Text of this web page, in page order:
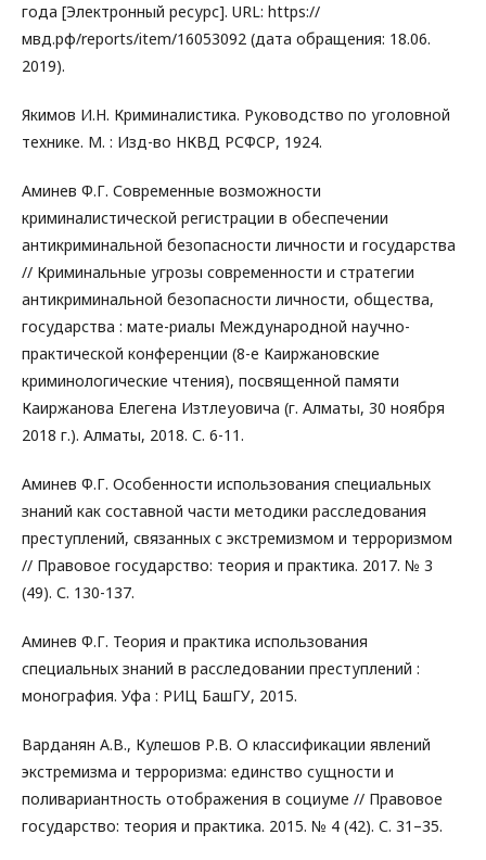
года [Электронный ресурс]. URL: https://
мвд.рф/reports/item/16053092 (дата обращения: 18.06.
2019).
Якимов И.Н. Криминалистика. Руководство по уголовной
технике. М. : Изд-во НКВД РСФСР, 1924.
Аминев Ф.Г. Современные возможности
криминалистической регистрации в обеспечении
антикриминальной безопасности личности и государства
// Криминальные угрозы современности и стратегии
антикриминальной безопасности личности, общества,
государства : мате-риалы Международной научно-
практической конференции (8-е Каиржановские
криминологические чтения), посвященной памяти
Каиржанова Елегена Изтлеуовича (г. Алматы, 30 ноября
2018 г.). Алматы, 2018. С. 6-11.
Аминев Ф.Г. Особенности использования специальных
знаний как составной части методики расследования
преступлений, связанных с экстремизмом и терроризмом
// Правовое государство: теория и практика. 2017. № 3
(49). С. 130-137.
Аминев Ф.Г. Теория и практика использования
специальных знаний в расследовании преступлений :
монография. Уфа : РИЦ БашГУ, 2015.
Варданян А.В., Кулешов Р.В. О классификации явлений
экстремизма и терроризма: единство сущности и
поливариантность отображения в социуме // Правовое
государство: теория и практика. 2015. № 4 (42). С. 31–35.